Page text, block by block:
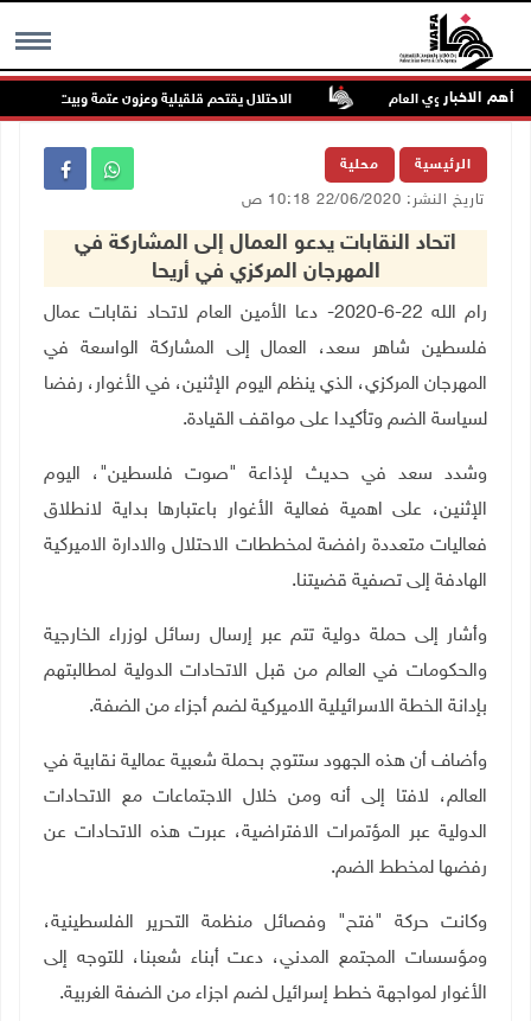
MENU أهم الاخبار
السنوي العام الاحتلال يقتحم قلقيلية وعزون عتمة وبيت أمين
الرئيسية محلية
تاريخ النشر: 22/06/2020 10:18 ص
اتحاد النقابات يدعو العمال إلى المشاركة في
المهرجان المركزي في أريحا
رام الله 22-6-2020- دعا الأمين العام لاتحاد نقابات عمال
فلسطين شاهر سعد، العمال إلى المشاركة الواسعة في
المهرجان المركزي، الذي ينظم اليوم الإثنين، في الأغوار، رفضا
لسياسة الضم وتأكيدا على مواقف القيادة.
وشدد سعد في حديث لإذاعة "صوت فلسطين"، اليوم
الإثنين، على اهمية فعالية الأغوار باعتبارها بداية لانطلاق
فعاليات متعددة رافضة لمخططات الاحتلال والادارة الاميركية
الهادفة إلى تصفية قضيتنا.
وأشار إلى حملة دولية تتم عبر إرسال رسائل لوزراء الخارجية
والحكومات في العالم من قبل الاتحادات الدولية لمطالبتهم
بإدانة الخطة الاسرائيلية الاميركية لضم أجزاء من الضفة.
وأضاف أن هذه الجهود ستتوج بحملة شعبية عمالية نقابية في
العالم، لافتا إلى أنه ومن خلال الاجتماعات مع الاتحادات
الدولية عبر المؤتمرات الافتراضية، عبرت هذه الاتحادات عن
رفضها لمخطط الضم.
وكانت حركة "فتح" وفصائل منظمة التحرير الفلسطينية،
ومؤسسات المجتمع المدني، دعت أبناء شعبنا، للتوجه إلى
الأغوار لمواجهة خطط إسرائيل لضم اجزاء من الضفة الغربية.